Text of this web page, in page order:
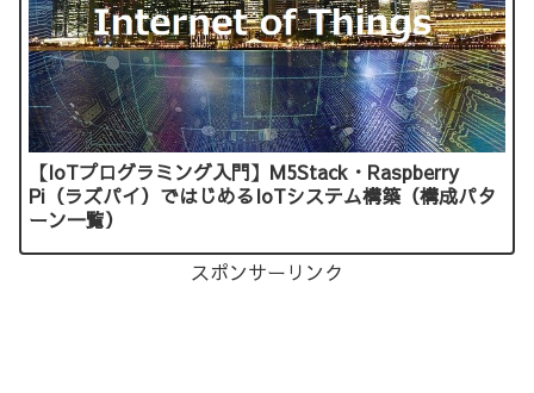
【IoTプログラミング入門】M5Stack・Raspberry
Pi（ラズパイ）ではじめるIoTシステム構築（構成パタ
ーン一覧）
スポンサーリンク